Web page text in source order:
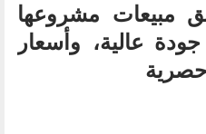
مبيعات مشروعها
جودة عالية، وأسعار
حصرية